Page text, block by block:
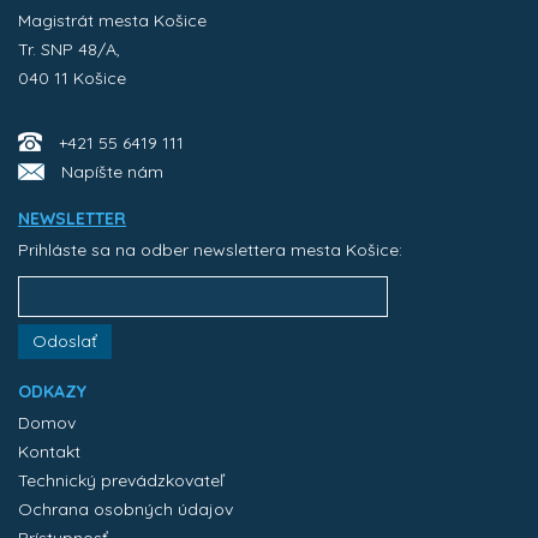
Magistrát mesta Košice
Tr. SNP 48/A,
040 11 Košice
+421 55 6419 111
Napíšte nám
NEWSLETTER
Prihláste sa na odber newslettera mesta Košice:
Odoslať
ODKAZY
Domov
Kontakt
Technický prevádzkovateľ
Ochrana osobných údajov